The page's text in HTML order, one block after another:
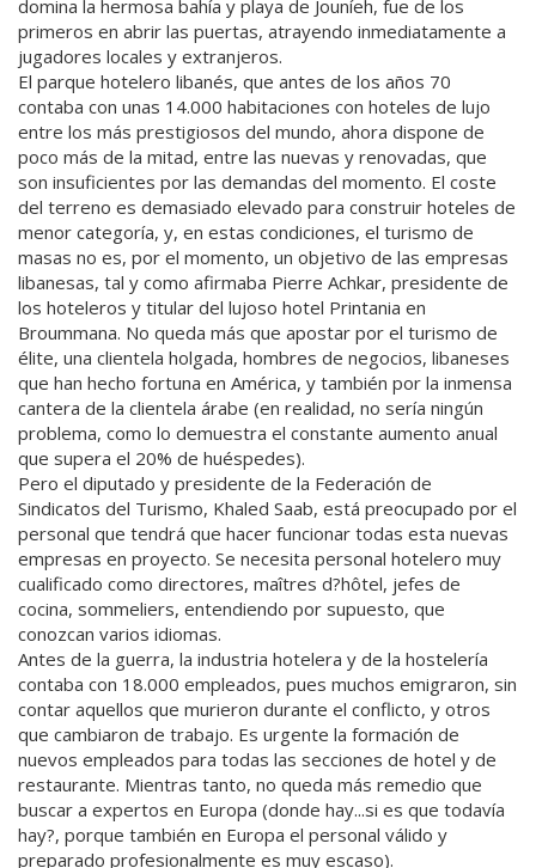
domina la hermosa bahía y playa de Jouníeh, fue de los
primeros en abrir las puertas, atrayendo inmediatamente a
jugadores locales y extranjeros.
El parque hotelero libanés, que antes de los años 70
contaba con unas 14.000 habitaciones con hoteles de lujo
entre los más prestigiosos del mundo, ahora dispone de
poco más de la mitad, entre las nuevas y renovadas, que
son insuficientes por las demandas del momento. El coste
del terreno es demasiado elevado para construir hoteles de
menor categoría, y, en estas condiciones, el turismo de
masas no es, por el momento, un objetivo de las empresas
libanesas, tal y como afirmaba Pierre Achkar, presidente de
los hoteleros y titular del lujoso hotel Printania en
Broummana. No queda más que apostar por el turismo de
élite, una clientela holgada, hombres de negocios, libaneses
que han hecho fortuna en América, y también por la inmensa
cantera de la clientela árabe (en realidad, no sería ningún
problema, como lo demuestra el constante aumento anual
que supera el 20% de huéspedes).
Pero el diputado y presidente de la Federación de
Sindicatos del Turismo, Khaled Saab, está preocupado por el
personal que tendrá que hacer funcionar todas esta nuevas
empresas en proyecto. Se necesita personal hotelero muy
cualificado como directores, maîtres d?hôtel, jefes de
cocina, sommeliers, entendiendo por supuesto, que
conozcan varios idiomas.
Antes de la guerra, la industria hotelera y de la hostelería
contaba con 18.000 empleados, pues muchos emigraron, sin
contar aquellos que murieron durante el conflicto, y otros
que cambiaron de trabajo. Es urgente la formación de
nuevos empleados para todas las secciones de hotel y de
restaurante. Mientras tanto, no queda más remedio que
buscar a expertos en Europa (donde hay...si es que todavía
hay?, porque también en Europa el personal válido y
preparado profesionalmente es muy escaso).